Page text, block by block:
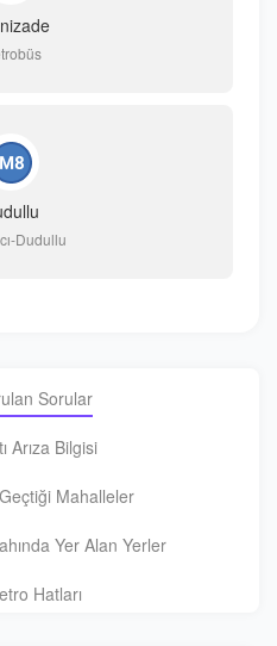
Dudullu
Sorular
Arıza Bilgisi
Mahalleler
Yer Alan Yerler
Hatları